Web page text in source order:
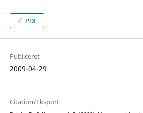
PDF
Publiceret
2009-04-29
Citation/Eksport